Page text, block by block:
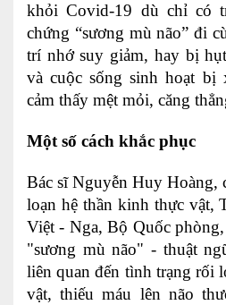
Bảo hiểm Y tế
Bảo lãnh viện phí
TUYỂN DỤNG
khỏi Covid-19 dù chỉ có
chứng “sương mù não” đi
trí nhớ suy giảm, hay bị
và cuộc sống sinh hoạt bị
cảm thấy mệt mỏi, căng
Một số cách khắc phục
Bác sĩ Nguyễn Huy Hoàng,
loạn hệ thần kinh thực vật,
Việt - Nga, Bộ Quốc
"sương mù não" - thuật
liên quan đến tình trạng rối
vật, thiếu máu lên não